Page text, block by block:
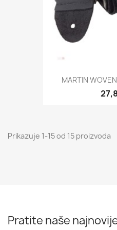
MARTIN
Prikazuje 1-15 od 15 proizvoda
Pratite naše